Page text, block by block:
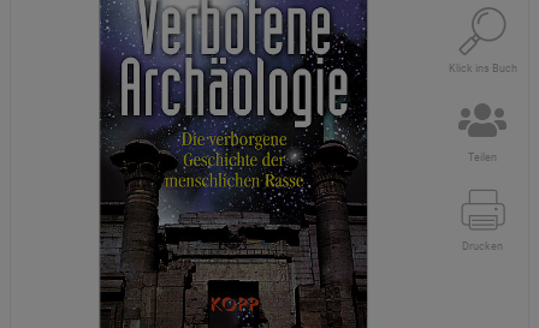
Klick ins Buch
Teilen
Drucken